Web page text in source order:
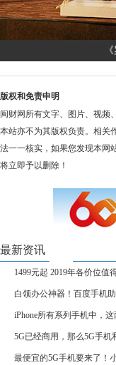
版权和免责申明
闽财网所有文字、图片、视频
本站亦不为其版权负责。相关
法一一核实，如果您发现本网
将立即予以删除！
最新资讯
1499元起 2019年各价位值
白领办公神器！百度手机
iPhone所有系列手机中，
5G已经商用，那么5G手机
最便宜的5G手机要来了！